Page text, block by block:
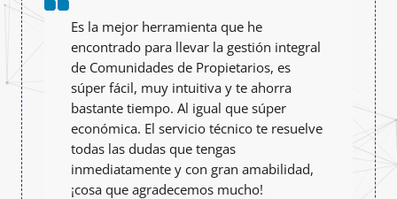
Es la mejor herramienta que he
encontrado para llevar la gestión integral
de Comunidades de Propietarios, es
súper fácil, muy intuitiva y te ahorra
bastante tiempo. Al igual que súper
económica. El servicio técnico te resuelve
todas las dudas que tengas
inmediatamente y con gran amabilidad,
¡cosa que agradecemos mucho!